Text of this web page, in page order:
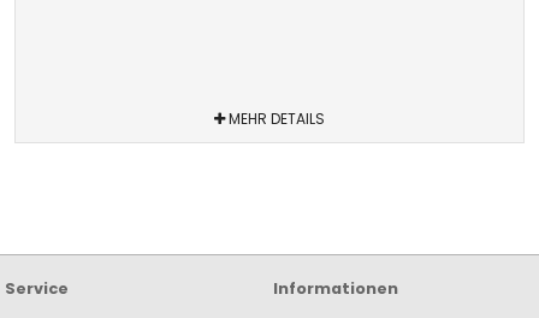
MEHR DETAILS
Service
Informationen